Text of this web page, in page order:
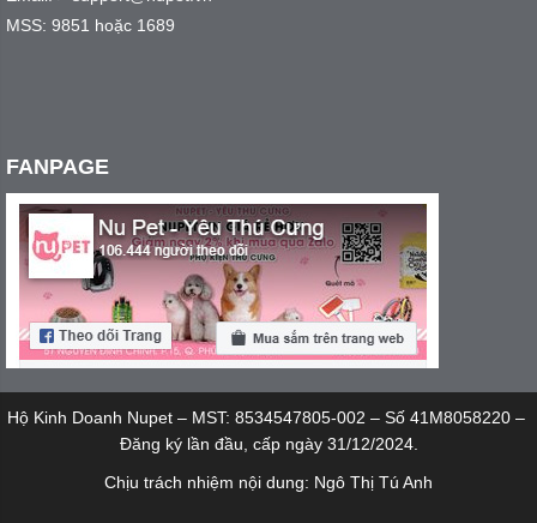
MSS: 9851 hoặc 1689
FANPAGE
Hộ Kinh Doanh Nupet – MST: 8534547805-002 – Số 41M8058220 –
Đăng ký lần đầu, cấp ngày 31/12/2024.
Chịu trách nhiệm nội dung: Ngô Thị Tú Anh